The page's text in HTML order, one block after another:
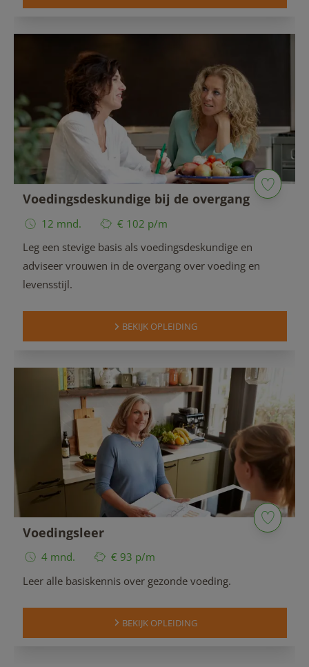
Voedingsdeskundige bij de overgang
12 mnd.
€ 102 p/m
Leg een stevige basis als voedingsdeskundige en
adviseer vrouwen in de overgang over voeding en
levensstijl.
BEKIJK OPLEIDING
Voedingsleer
4 mnd.
€ 93 p/m
Leer alle basiskennis over gezonde voeding.
BEKIJK OPLEIDING